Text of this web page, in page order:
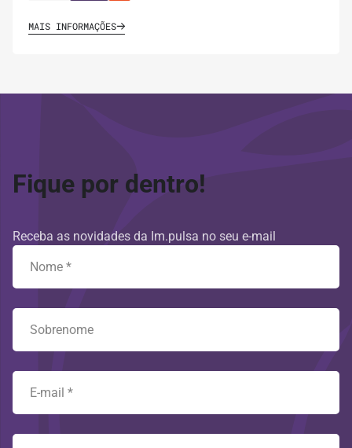
MAIS INFORMAÇÕES
Fique por dentro!
Receba as novidades da Im.pulsa no seu e-mail